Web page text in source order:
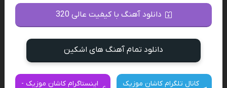
دانلود آهنگ با کیفیت عالی 320
دانلود تمام آهنگ های اشکین
کانال تلگرام کاشان موزیک
اینستاگرام کاشان موزیک -